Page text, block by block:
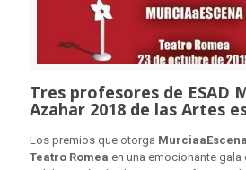
Tres profesores de ESAD
Azahar 2018 de las Artes
Los premios que otorga MurciaaEscena
Teatro Romea en una emocionante